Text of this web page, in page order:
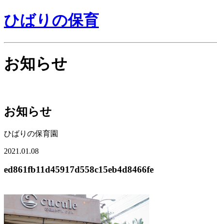
ひばりの保育
お知らせ
お知らせ
ひばりの保育園
2021.01.08
ed861fb11d45917d558c15eb4d8466fe